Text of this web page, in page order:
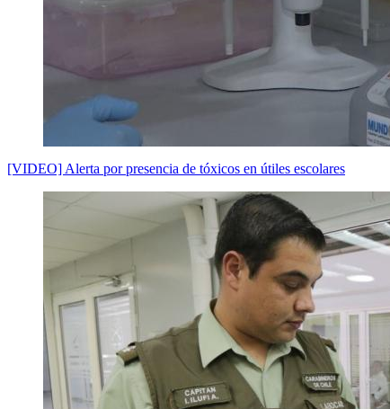
[VIDEO] Alerta por presencia de tóxicos en útiles escolares